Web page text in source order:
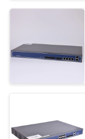
4 পোর্ট ওল্ট